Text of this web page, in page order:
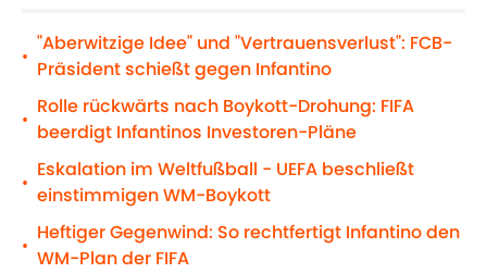
•
"Aberwitzige Idee" und "Vertrauensverlust": FCB-
Präsident schießt gegen Infantino
•
Rolle rückwärts nach Boykott-Drohung: FIFA
beerdigt Infantinos Investoren-Pläne
•
Eskalation im Weltfußball - UEFA beschließt
einstimmigen WM-Boykott
•
Heftiger Gegenwind: So rechtfertigt Infantino den
WM-Plan der FIFA